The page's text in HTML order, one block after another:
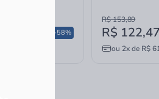
-58%
R$ 153,89
R$
ou 2xde R$